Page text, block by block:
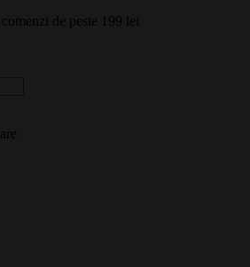
de peste 199 lei